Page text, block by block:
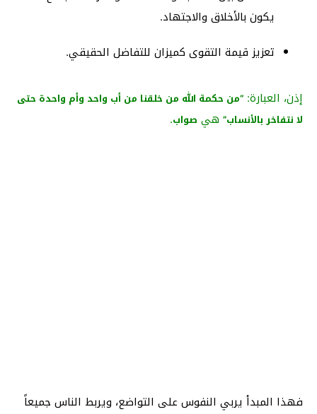
يكون بالأخلاق والاجتهاد.
تعزيز قيمة التقوى كميزان للتفاضل الحقيقي.
إذن، العبارة: “من حكمة الله من خلقنا من أب واحد وأم واحدة حتى
لا نتفاخر بالأنساب” هي صواب.
فهذا المبدأ يربي النفوس على التواضع، ويربط الناس جميعاً